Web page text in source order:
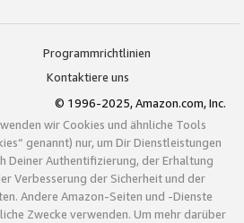
Programmrichtlinien
Kontaktiere uns
© 1996-2025, Amazon.com, Inc.
wir Cookies und ähnliche Tools
genannt) nur, um Dir Dienstleistungen
Deiner Authentifizierung, der Erhaltung
Verbesserung der Sicherheit und der
Andere Amazon-Seiten und -Dienste
Zwecke verwenden. Um mehr darüber